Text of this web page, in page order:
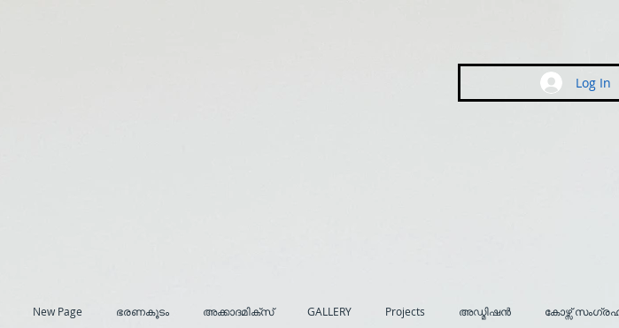
Log In
New Page ഭരണകൂടം അക്കാദമിക്സ് GALLERY Projects അഡ്മിഷൻ കോഴ്സ്